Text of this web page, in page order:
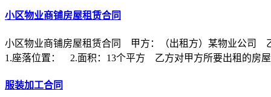
小区物业商铺房屋租赁合同
小区物业商铺房屋租赁合同 甲方：（出租方）某物业公司
1.座落位置： 2.面积：13个平方 乙方对甲方所要出租的房
服装加工合同